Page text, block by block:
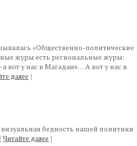
«Общественно-политические
журы есть региональные журы:
у нас в Магадане… А вот у нас в
далее }
бедность нашей политики
{ Читайте далее }